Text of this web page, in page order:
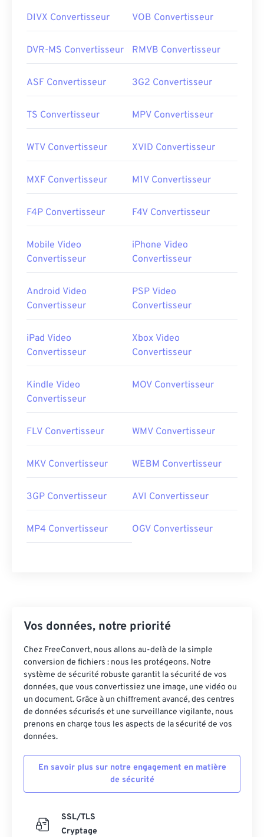
DIVX Convertisseur VOB Convertisseur
DVR-MS Convertisseur RMVB Convertisseur
ASF Convertisseur 3G2 Convertisseur
TS Convertisseur MPV Convertisseur
WTV Convertisseur XVID Convertisseur
MXF Convertisseur M1V Convertisseur
F4P Convertisseur F4V Convertisseur
Mobile Video
Convertisseur
iPhone Video
Convertisseur
Android Video
Convertisseur
PSP Video
Convertisseur
iPad Video
Convertisseur
Xbox Video
Convertisseur
Kindle Video
Convertisseur
MOV Convertisseur
FLV Convertisseur WMV Convertisseur
MKV Convertisseur WEBM Convertisseur
3GP Convertisseur AVI Convertisseur
MP4 Convertisseur OGV Convertisseur
Vos données, notre priorité
Chez FreeConvert, nous allons au-delà de la simple
conversion de fichiers : nous les protégeons. Notre
système de sécurité robuste garantit la sécurité de vos
données, que vous convertissiez une image, une vidéo ou
un document. Grâce à un chiffrement avancé, des centres
de données sécurisés et une surveillance vigilante, nous
prenons en charge tous les aspects de la sécurité de vos
données.
En savoir plus sur notre engagement en matière
de sécurité
SSL/TLS
Cryptage